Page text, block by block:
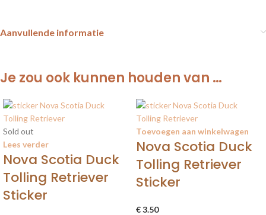
Aanvullende informatie
Je zou ook kunnen houden van …
Sold out
Lees verder
Nova Scotia Duck
Tolling Retriever
Sticker
Toevoegen aan winkelwagen
Nova Scotia Duck
Tolling Retriever
Sticker
€3.50